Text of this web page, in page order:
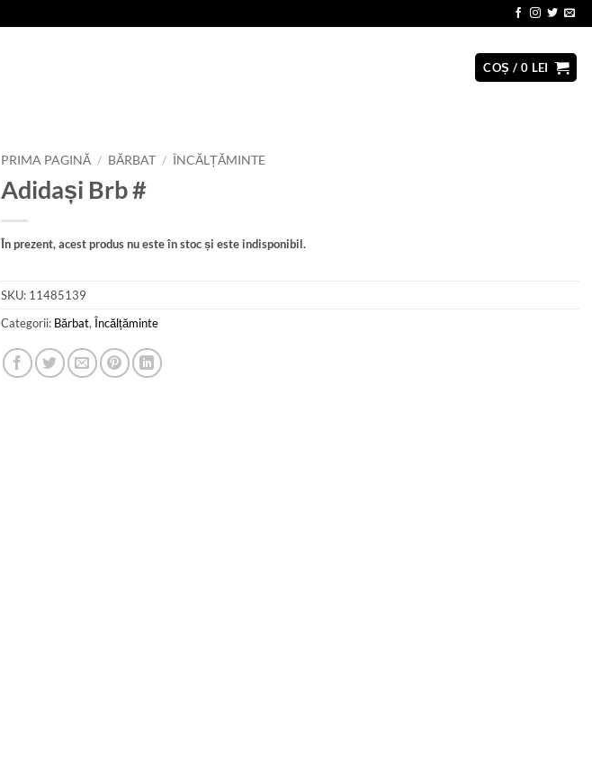
COȘ / 0 LEI
PRIMA PAGINĂ / BĂRBAT / ÎNCĂLȚĂMINTE
Adidași Brb #
În prezent, acest produs nu este în stoc și este indisponibil.
SKU: 11485139
Categorii: Bărbat, Încălțăminte